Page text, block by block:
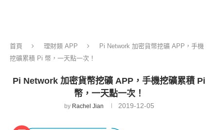
首頁 理財類 APP
Pi Network 加密貨幣挖礦 APP，手機
挖礦累積 Pi 幣，一天點一次！
Pi Network 加密貨幣挖礦 APP，手機挖礦累積 Pi
幣，一天點一次！
by Rachel Jian 2019-12-05